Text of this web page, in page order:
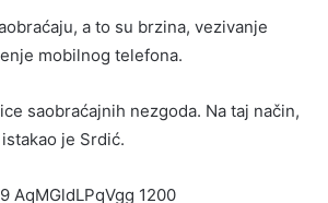
a to su brzina, vezivanje
mobilnog telefona.
saobraćajnih nezgoda. Na taj način,
je Srdić.